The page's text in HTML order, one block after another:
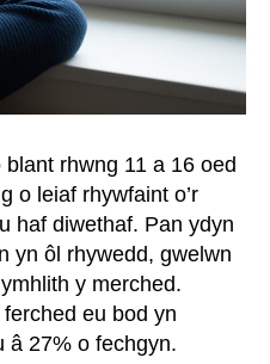
rhwng 11 a 16 oed
o leiaf rhywfaint o’r
haf diwethaf. Pan ydyn
yn ôl rhywedd, gwelwn
y merched.
eu bod yn
â 27% o fechgyn.